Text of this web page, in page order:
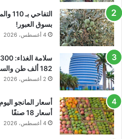
بسوق العبور!
4 أغسطس، 2026
182 ألف طن والسودان أكبر الأسواق المستقبلة
2 أغسطس، 2026
أسعار المانجو
أسعار 18 صنفًا
4 أغسطس، 2026